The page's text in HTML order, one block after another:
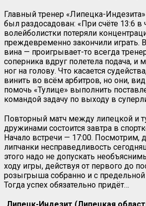
Главный тренер «Липецка-Индезита»
был раздосадован: «При счёте 13:6 в
волейболистки потеряли
преждевременно закончили играть.
вина — проигрывает-то всегда
соперника вдруг полетела подача, и
ног на голову. Что касается
винить во всём арбитров, но они,
помочь «Тулице» выполнить
командой задачу по выходу в
Повторный матч между липецкой и
дружинами состоится завтра в
Начало встречи — 17:00. Посмотрим,
липчанки несправедливость
этого надо не допускать
ходу игры, действуя от первого до
розыгрыша собранно и с предельной
Тогда успех обязательно придёт…